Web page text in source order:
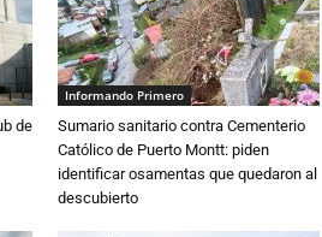
de
Informando Primero
Sumario sanitario contra Cementerio
Católico de Puerto Montt: piden
identificar osamentas que quedaron al
descubierto